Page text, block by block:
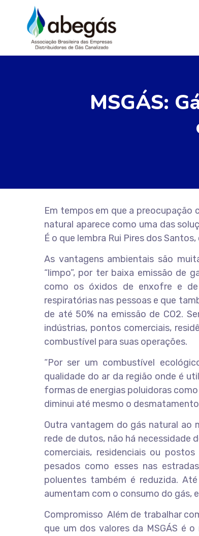
MSGÁS:
Em tempos em que a preocupação
natural aparece como uma das
É o que lembra Rui Pires dos
As vantagens ambientais são
“limpo”, por ter baixa emissão de
como os óxidos de enxofre e de
respiratórias nas pessoas e que
de até 50% na emissão de CO2.
indústrias, pontos comerciais,
combustível para suas operações.
“Por ser um combustível
qualidade do ar da região onde é
formas de energias poluidoras
diminui até mesmo o
Outra vantagem do gás natural ao
rede de dutos, não há
comerciais, residenciais ou
pesados como esses nas
poluentes também é reduzida.
aumentam com o consumo do gás,
Compromisso Além de trabalhar
que um dos valores da MSGÁS é